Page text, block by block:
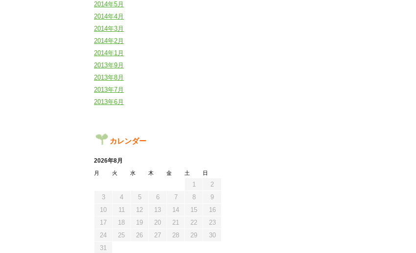
2014年5月
2014年4月
2014年3月
2014年2月
2014年1月
2013年9月
2013年8月
2013年7月
2013年6月
カレンダー
2026年8月
月 火 水 木 金 土 日
1
2
3
4 5 6 7 8
9
10
11 12 13 14 15
16
17
18 19 20 21 22
23
24
25 26 27 28 29
30
31